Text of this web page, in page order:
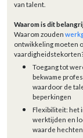
van talent.
Waarom is dit
Waarom zouden
ontwikkeling moeten
Toegang tot
bekwame
waardoor de
beperkingen
Flexibiliteit: het
werktijden en
waarde